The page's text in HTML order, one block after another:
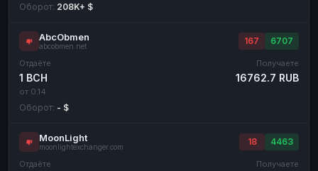
Оборот: 208K+ $
AbcObmen
abcobmen.net
167 6707
Отдаёте
1 BCH
от 0.14
Получаете
16762.7 RUB
Оборот: - $
MoonLight
moonlightexchanger.com
18 4463
Отдаёте Получаете